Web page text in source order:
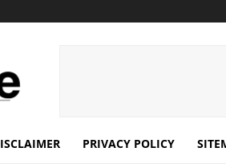
PRIVACY POLICY